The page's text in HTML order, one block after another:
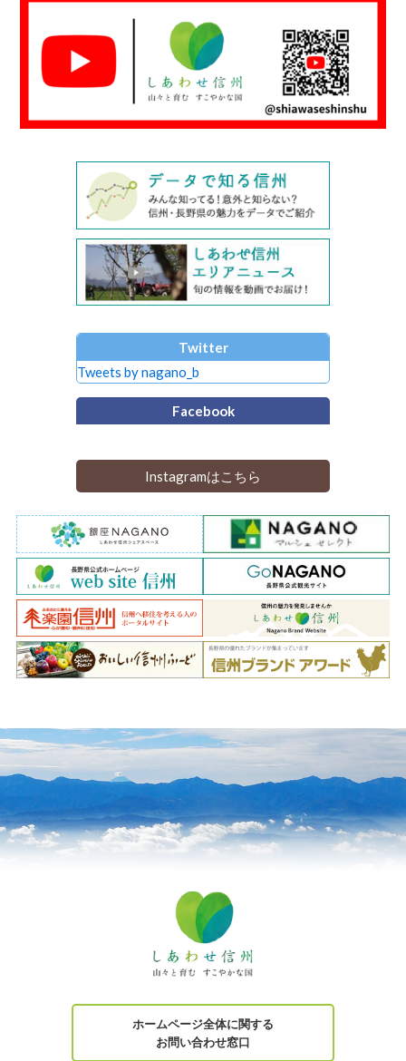
Twitter
Tweets by nagano_b
Facebook
Instagramはこちら
ホームページ全体に関する
お問い合わせ窓口